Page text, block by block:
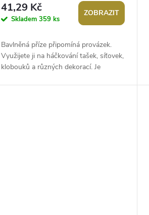
41,29 Kč
Skladem 359 ks
ZOBRAZIT
Bavlněná příze připomíná provázek.
Využijete ji na háčkování tašek, síťovek,
klobouků a různých dekorací. Je